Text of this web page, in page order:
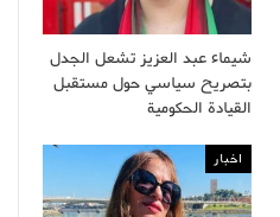
شيماء عبد العزيز تشعل الجدل
بتصريح سياسي حول مستقبل
القيادة الحكومية
اخبار